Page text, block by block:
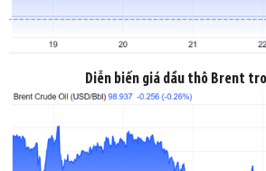
Diễn biến giá dầu thô Brent